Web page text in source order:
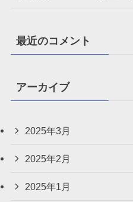
最近のコメント
アーカイブ
2025年3月
2025年2月
2025年1月